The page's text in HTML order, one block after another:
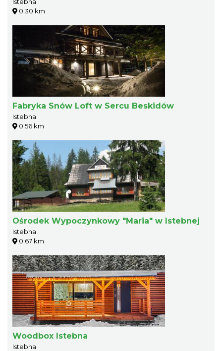
0.30 km
Fabryka Snów Loft w Sercu Beskidów
Istebna
0.56 km
Ośrodek Wypoczynkowy "Maria" w Istebnej
Istebna
0.67 km
Woodbox Istebna
Istebna